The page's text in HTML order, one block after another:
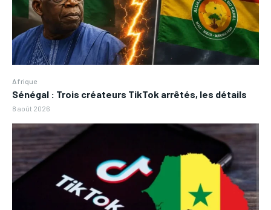
Afrique
Sénégal : Trois créateurs TikTok arrêtés, les détails
8 août 2026